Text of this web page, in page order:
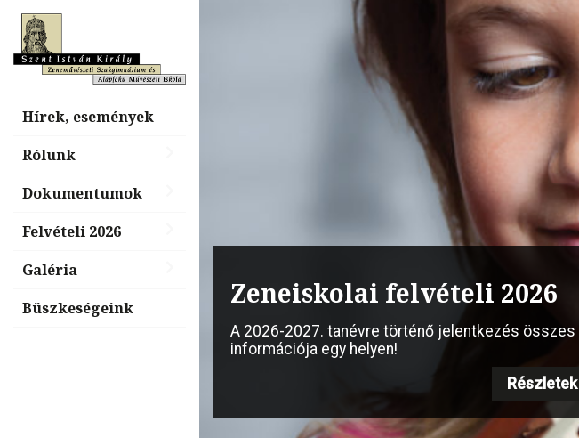
Hírek, események
Rólunk
Dokumentumok
Felvételi 2026
Galéria
Büszkeségeink
Zeneiskolai felvételi 2026
A 2026-2027. tanévre történő jelentkezés összes
információja egy helyen!
Részletek
Billentyűs és vonós szakmai
nap, „Tiéd a Steinway”
Részletek